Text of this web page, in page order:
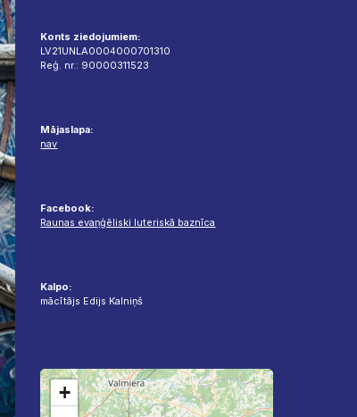
Konts ziedojumiem:
LV21UNLA0004000701310
Reģ. nr.: 90000311523
Mājaslapa:
nav
Facebook:
Raunas evaņģēliski luteriskā baznīca
Kalpo:
mācītājs Edijs Kalniņš
+